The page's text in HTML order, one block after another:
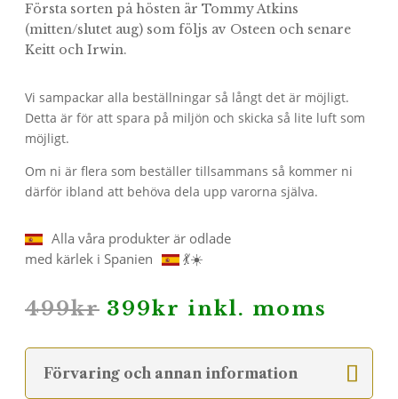
Första sorten på hösten är Tommy Atkins
(mitten/slutet aug) som följs av Osteen och senare
Keitt och Irwin.
Vi sampackar alla beställningar så långt det är möjligt.
Detta är för att spara på miljön och skicka så lite luft som
möjligt.
Om ni är flera som beställer tillsammans så kommer ni
därför ibland att behöva dela upp varorna själva.
Alla våra produkter är odlade
med kärlek i Spanien
💃☀️
499kr Det
priset
var:
499kr.
399kr Det
priset
är:
399kr.
inkl. moms
Förvaring och annan information